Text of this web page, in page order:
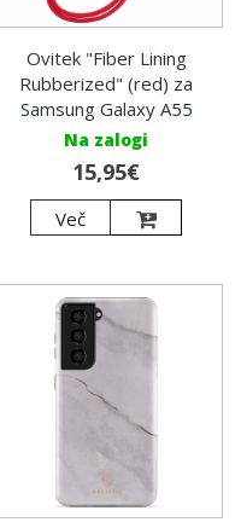
Ovitek "Fiber Lining
Rubberized" (red) za
Samsung Galaxy A55
Na zalogi
15,95€
Več